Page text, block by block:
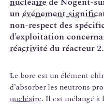
unévénement
non-respect des
d’exploitation
réactivité du réacteur 2.
Le bore est un élément
d’absorber les neutrons
nucléaire. Il est mélangé à